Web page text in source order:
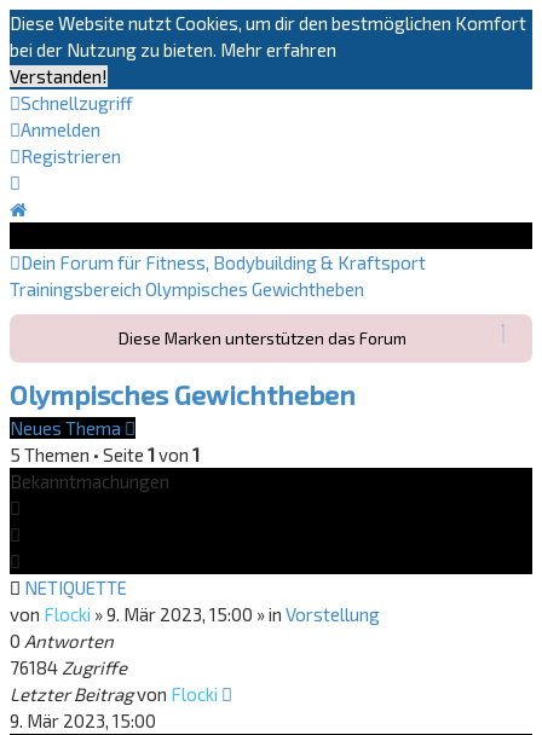
Diese Website nutzt Cookies, um dir den bestmöglichen Komfort
bei der Nutzung zu bieten. Mehr erfahren
Verstanden!
Schnellzugriff
Anmelden
Registrieren
Dein Forum für Fitness, Bodybuilding & Kraftsport
Trainingsbereich Olympisches Gewichtheben
Diese Marken unterstützen das Forum
Olympisches Gewichtheben
Neues Thema
5 Themen • Seite 1von 1
Bekanntmachungen
NETIQUETTE
von Flocki »9. Mär 2023, 15:00 » in Vorstellung
0 Antworten
76184 Zugriffe
Letzter Beitragvon Flocki
9. Mär 2023, 15:00